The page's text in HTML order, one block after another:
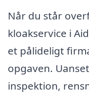
Når du står
kloakservice i
et pålideligt
opgaven.
inspektion,